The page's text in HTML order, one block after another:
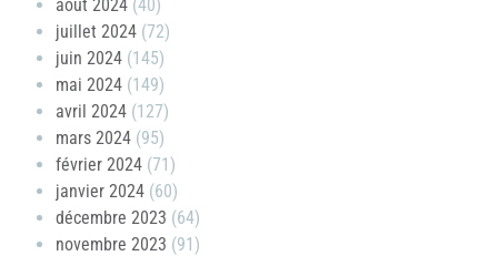
août 2024 (40)
juillet 2024 (72)
juin 2024 (145)
mai 2024 (149)
avril 2024 (127)
mars 2024 (95)
février 2024 (71)
janvier 2024 (60)
décembre 2023 (64)
novembre 2023 (91)